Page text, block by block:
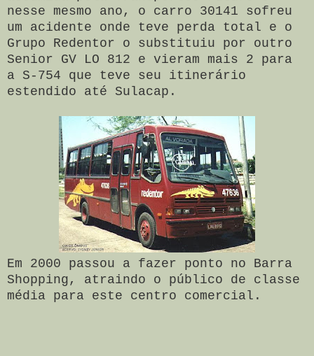
nesse mesmo ano, o carro 30141 sofreu
um acidente onde teve perda total e o
Grupo Redentor o substituiu por outro
Senior GV LO 812 e vieram mais 2 para
a S-754 que teve seu itinerário
estendido até Sulacap.
Em 2000 passou a fazer ponto no Barra
Shopping, atraindo o público de classe
média para este centro comercial.